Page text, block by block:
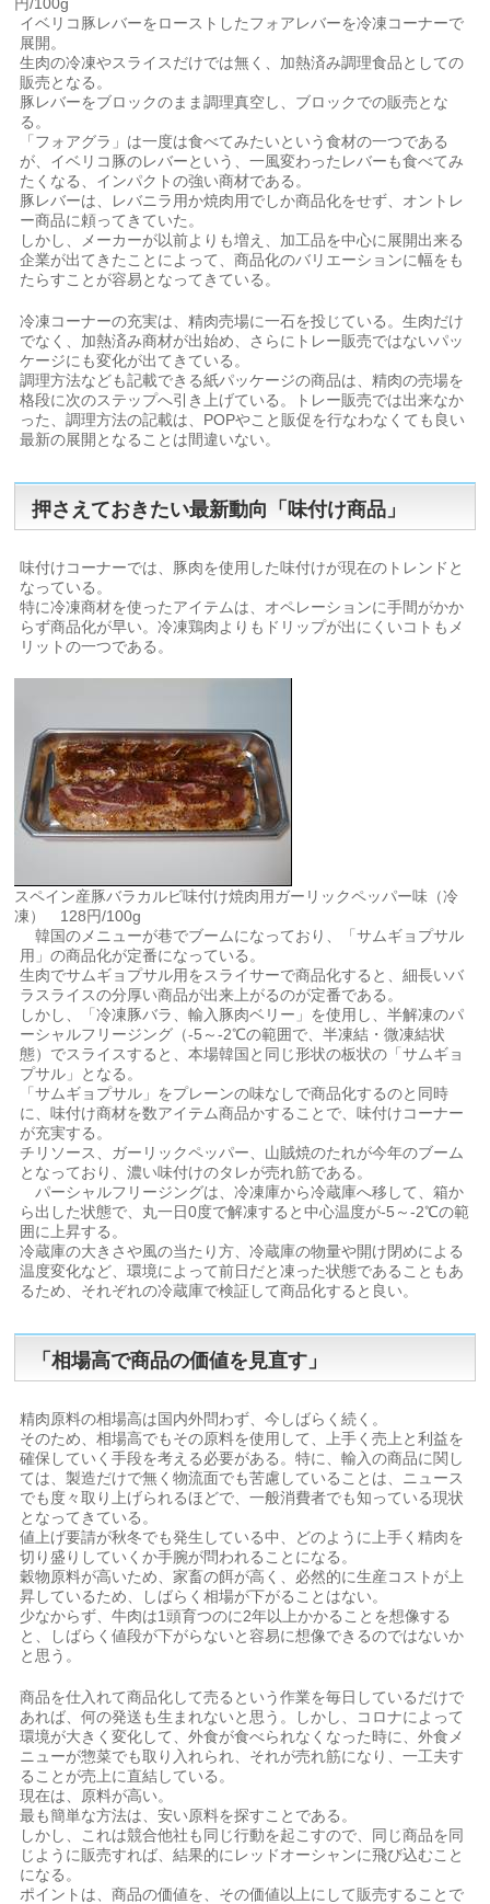
イベリコ豚レバーをローストしたフォアレバーを冷凍コーナーで
展開。
生肉の冷凍やスライスだけでは無く、加熱済み調理食品としての
販売となる。
豚レバーをブロックのまま調理真空し、ブロックでの販売とな
る。
「フォアグラ」は一度は食べてみたいという食材の一つである
が、イベリコ豚のレバーという、一風変わったレバーも食べてみ
たくなる、インパクトの強い商材である。
豚レバーは、レバニラ用か焼肉用でしか商品化をせず、オントレ
ー商品に頼ってきていた。
しかし、メーカーが以前よりも増え、加工品を中心に展開出来る
企業が出てきたことによって、商品化のバリエーションに幅をも
たらすことが容易となってきている。
冷凍コーナーの充実は、精肉売場に一石を投じている。生肉だけ
でなく、加熱済み商材が出始め、さらにトレー販売ではないパッ
ケージにも変化が出てきている。
調理方法なども記載できる紙パッケージの商品は、精肉の売場を
格段に次のステップへ引き上げている。トレー販売では出来なか
った、調理方法の記載は、POPやこと販促を行なわなくても良い
最新の展開となることは間違いない。
押さえておきたい最新動向「味付け商品」
味付けコーナーでは、豚肉を使用した味付けが現在のトレンドと
なっている。
特に冷凍商材を使ったアイテムは、オペレーションに手間がかか
らず商品化が早い。冷凍鶏肉よりもドリップが出にくいコトもメ
リットの一つである。
スペイン産豚バラカルビ味付け焼肉用ガーリックペッパー味（冷
凍） 128円/100g
韓国のメニューが巷でブームになっており、「サムギョプサル
用」の商品化が定番になっている。
生肉でサムギョプサル用をスライサーで商品化すると、細長いバ
ラスライスの分厚い商品が出来上がるのが定番である。
しかし、「冷凍豚バラ、輸入豚肉ベリー」を使用し、半解凍のパ
ーシャルフリージング（-5～-2℃の範囲で、半凍結・微凍結状
態）でスライスすると、本場韓国と同じ形状の板状の「サムギョ
プサル」となる。
「サムギョプサル」をプレーンの味なしで商品化するのと同時
に、味付け商材を数アイテム商品かすることで、味付けコーナー
が充実する。
チリソース、ガーリックペッパー、山賊焼のたれが今年のブーム
となっており、濃い味付けのタレが売れ筋である。
パーシャルフリージングは、冷凍庫から冷蔵庫へ移して、箱か
ら出した状態で、丸一日0度で解凍すると中心温度が-5～-2℃の範
囲に上昇する。
冷蔵庫の大きさや風の当たり方、冷蔵庫の物量や開け閉めによる
温度変化など、環境によって前日だと凍った状態であることもあ
るため、それぞれの冷蔵庫で検証して商品化すると良い。
「相場高で商品の価値を見直す」
精肉原料の相場高は国内外問わず、今しばらく続く。
そのため、相場高でもその原料を使用して、上手く売上と利益を
確保していく手段を考える必要がある。特に、輸入の商品に関し
ては、製造だけで無く物流面でも苦慮していることは、ニュース
でも度々取り上げられるほどで、一般消費者でも知っている現状
となってきている。
値上げ要請が秋冬でも発生している中、どのように上手く精肉を
切り盛りしていくか手腕が問われることになる。
穀物原料が高いため、家畜の餌が高く、必然的に生産コストが上
昇しているため、しばらく相場が下がることはない。
少なからず、牛肉は1頭育つのに2年以上かかることを想像する
と、しばらく値段が下がらないと容易に想像できるのではないか
と思う。
商品を仕入れて商品化して売るという作業を毎日しているだけで
あれば、何の発送も生まれないと思う。しかし、コロナによって
環境が大きく変化して、外食が食べられなくなった時に、外食メ
ニューが惣菜でも取り入れられ、それが売れ筋になり、一工夫す
ることが売上に直結している。
現在は、原料が高い。
最も簡単な方法は、安い原料を探すことである。
しかし、これは競合他社も同じ行動を起こすので、同じ商品を同
じように販売すれば、結果的にレッドオーシャンに飛び込むこと
になる。
ポイントは、商品の価値を、その価値以上にして販売することで